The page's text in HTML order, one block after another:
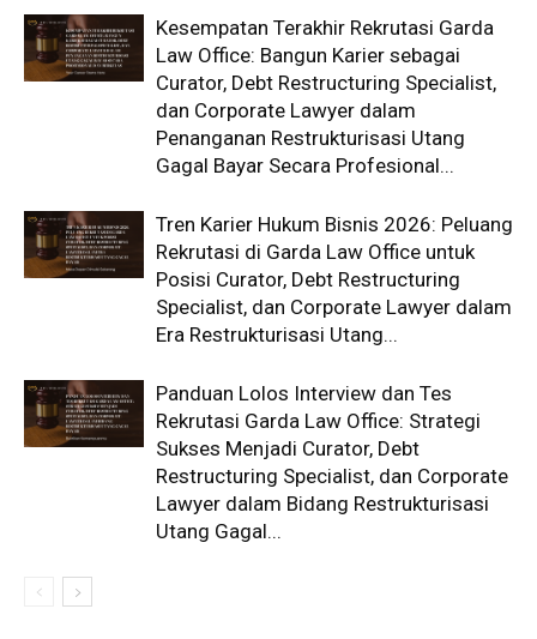
Kesempatan Terakhir Rekrutasi Garda
Law Office: Bangun Karier sebagai
Curator, Debt Restructuring Specialist,
dan Corporate Lawyer dalam
Penanganan Restrukturisasi Utang
Gagal Bayar Secara Profesional...
Tren Karier Hukum Bisnis 2026: Peluang
Rekrutasi di Garda Law Office untuk
Posisi Curator, Debt Restructuring
Specialist, dan Corporate Lawyer dalam
Era Restrukturisasi Utang...
Panduan Lolos Interview dan Tes
Rekrutasi Garda Law Office: Strategi
Sukses Menjadi Curator, Debt
Restructuring Specialist, dan Corporate
Lawyer dalam Bidang Restrukturisasi
Utang Gagal...